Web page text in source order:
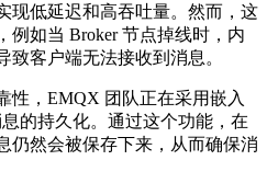
现低延迟和高吞吐量。然而，这
例如当 Broker 节点掉线时，内
客户端无法接收到消息。
性，EMQX 团队正在采用嵌入
的持久化。通过这个功能，在
仍然会被保存下来，从而确保消